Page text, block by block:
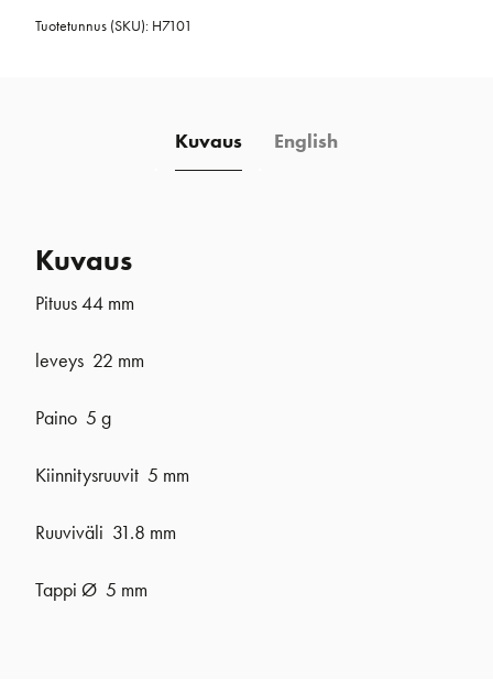
Tuotetunnus (SKU): H7101
Kuvaus English
Kuvaus
Pituus 44 mm
leveys 22 mm
Paino 5 g
Kiinnitysruuvit 5 mm
Ruuviväli 31.8 mm
Tappi Ø 5 mm